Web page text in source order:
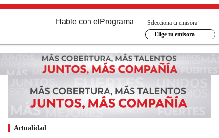
Hable con el Programa
Selecciona tu emisora
Elige tu emisora
Actualidad